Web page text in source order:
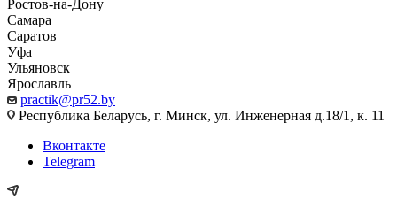
Ростов-на-Дону
Самара
Саратов
Уфа
Ульяновск
Ярославль
practik@pr52.by
Республика Беларусь, г. Минск, ул. Инженерная д.18/1, к. 11
Вконтакте
Telegram